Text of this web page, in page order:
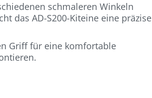
schmaleren Winkeln
das AD-S200-Kiteine eine präzise
Griff für eine komfortable